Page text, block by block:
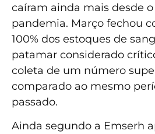
caíram ainda mais desde
pandemia. Março fechou
100% dos estoques de
patamar considerado
coleta de um número
comparado ao mesmo
passado.
Ainda segundo a Emserh